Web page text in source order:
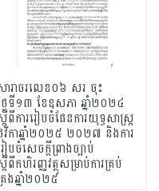
ារាចរលេខ០៦ សរ ចុះ
ៃទី១៣​ ខែឧសភា ឆ្នាំ២០២៤
ពីការរៀបចំផែនការយុទ្ធសាស្ដ្រ
វិកាឆ្នាំ២០២៥ ២០២៧ និងការ
បចំសេចក្តីព្រាងច្បាប់
ពីកហិរញ្ញវត្ថុសម្រាប់ការគ្រប់
ងឆ្នាំ២០២៥